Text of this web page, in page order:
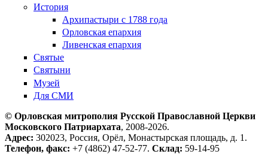
История
Архипастыри с 1788 года
Орловская епархия
Ливенская епархия
Святые
Святыни
Музей
Для СМИ
© Орловская митрополия Русской Православной Церкви
Московского Патриархата, 2008-2026.
Адрес: 302023, Россия, Орёл, Монастырская площадь, д. 1.
Телефон, факс: +7 (4862) 47-52-77. Склад: 59-14-95